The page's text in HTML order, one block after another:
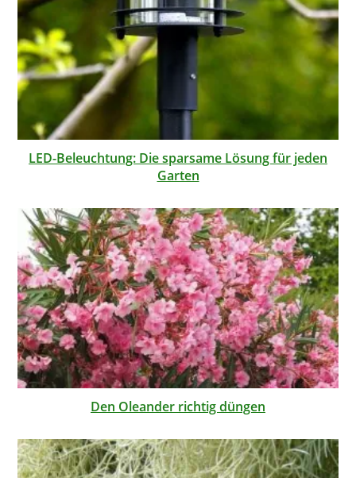
LED-Beleuchtung: Die sparsame Lösung für jeden
Garten
Den Oleander richtig düngen